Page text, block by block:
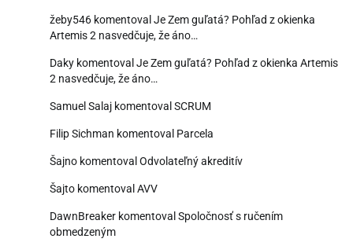
žeby546 komentoval Je Zem guľatá? Pohľad z okienka
Artemis 2 nasvedčuje, že áno…
Daky komentoval Je Zem guľatá? Pohľad z okienka Artemis
2 nasvedčuje, že áno…
Samuel Salaj komentoval SCRUM
Filip Sichman komentoval Parcela
Šajno komentoval Odvolateľný akreditív
Šajto komentoval AVV
DawnBreaker komentoval Spoločnosť s ručením
obmedzeným